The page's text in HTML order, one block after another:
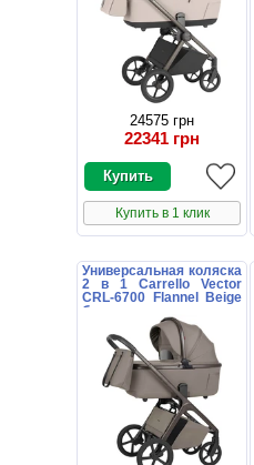
24575 грн
22341 грн
Купить в 1 клик
Универсальная коляска
2 в 1 Carrello Vector
CRL-6700 Flannel Beige
бежевая с дождевиком